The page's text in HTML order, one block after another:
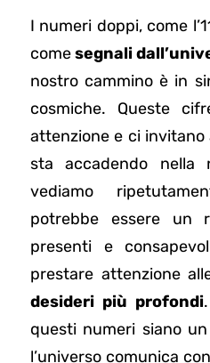
I numeri doppi, come
comesegnali
nostro cammino è in
cosmiche. Queste
attenzione e ci
sta accadendo nella
vediamo
potrebbe essere un
presenti e
prestare attenzione
desideri più profondi
questi numeri siano
l’universo comunica